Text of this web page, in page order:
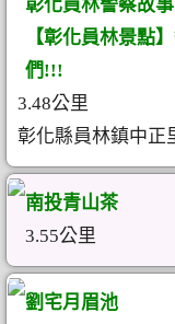
彰化員林警察故
【彰化員林景點
們!!!
3.48公里
彰化縣員林鎮中正
南投青山茶
3.55公里
劉宅月眉池